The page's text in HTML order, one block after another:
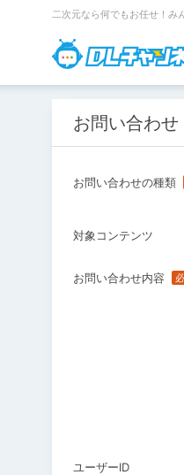
二次元なら何でもお任せ！み
お問い合わせ
お問い合わせの種類
対象コンテンツ
お問い合わせ内容
ユーザーID